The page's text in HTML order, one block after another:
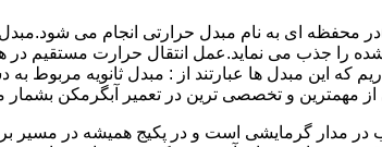
محفظه ای به نام مبدل حرارتی انجام می
را جذب می نماید.عمل انتقال حرارت مستقیم
این مبدل ها عبارتند از : مبدل ثانویه مربوط
مهمترین و تخصصی ترین در تعمیر آبگرمکن بشمار
مدار گرمایشی است و در پکیج همیشه در مسیر